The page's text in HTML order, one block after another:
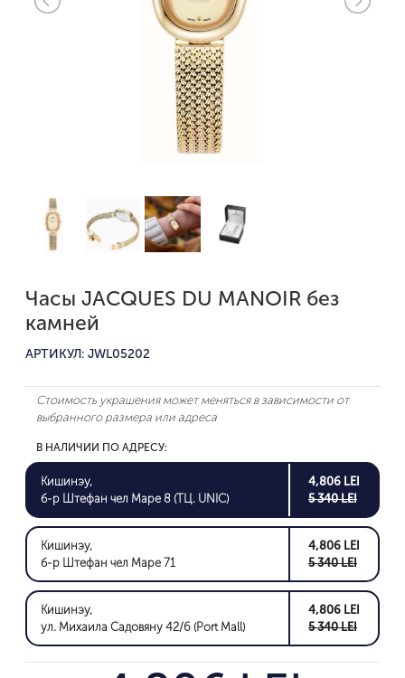
Часы JACQUES DU MANOIR без
камней
АРТИКУЛ: JWL05202
Стоимость украшения может меняться в зависимости от
выбранного размера или адреса
В НАЛИЧИИ ПО АДРЕСУ:
Кишинэу,
б-р Штефан чел Маре 8 (ТЦ. UNIC)
4,806 LEI
5 340 LEI
Кишинэу,
б-р Штефан чел Маре 71
4,806 LEI
5 340 LEI
Кишинэу,
ул. Михаила Садовяну 42/6 (Port Mall)
4,806 LEI
5 340 LEI